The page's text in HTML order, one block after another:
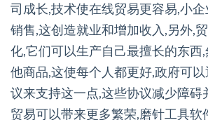
司成长,技术使在线贸易更容易,小
销售,这创造就业和增加收入,另外,
化,它们可以生产自己最擅长的东西
他商品,这使每个人都更好,政府可
议来支持这一点,这些协议减少障碍
贸易可以带来更多繁荣,磨针工具软